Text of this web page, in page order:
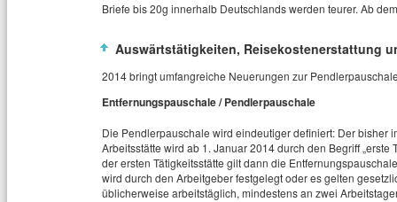
Briefe bis 20g innerhalb Deutschlands werden teurer. Ab
Auswärtstätigkeiten, Reisekostenerstattung
2014 bringt umfangreiche Neuerungen zur
Entfernungspauschale / Pendlerpauschale
Die Pendlerpauschale wird eindeutiger definiert: Der bisher
Arbeitsstätte wird ab 1. Januar 2014 durch den Begriff
der ersten Tätigkeitsstätte gilt dann die
wird durch den Arbeitgeber festgelegt oder es gelten
üblicherweise arbeitstäglich, mindestens an zwei